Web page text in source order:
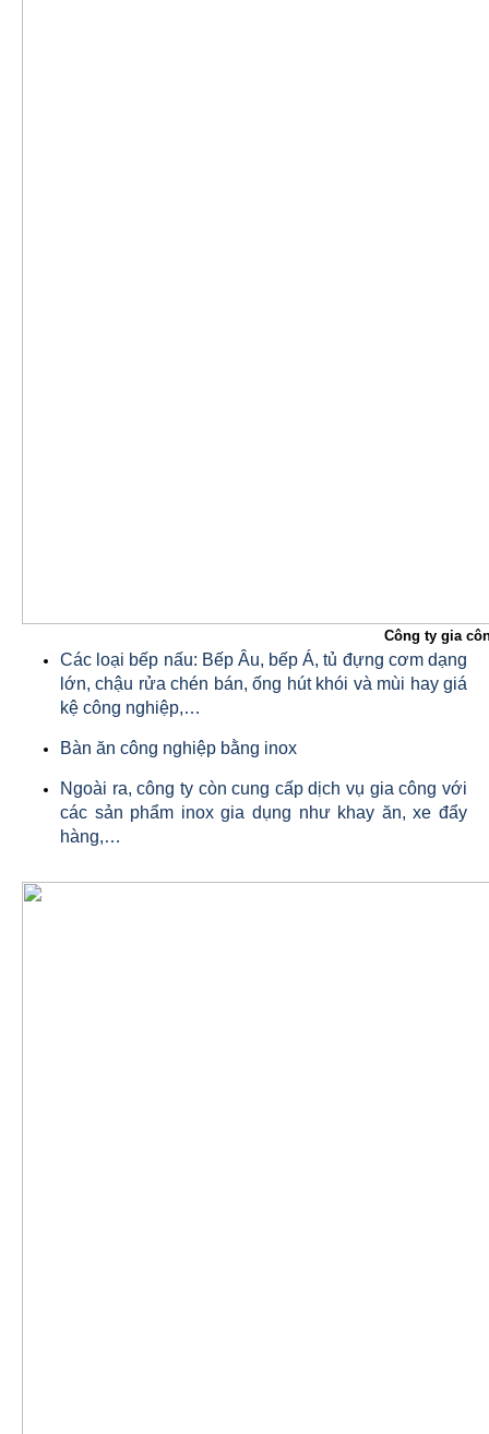
Công ty gia
Các loại bếp nấu: Bếp Âu, bếp Á, tủ đựng cơm dạng
lớn, chậu rửa chén bán, ống hút khói và mùi hay giá
kệ công nghiệp,…
Bàn ăn công nghiệp bằng inox
Ngoài ra, công ty còn cung cấp dịch vụ gia công với
các sản phẩm inox gia dụng như khay ăn, xe đẩy
hàng,…